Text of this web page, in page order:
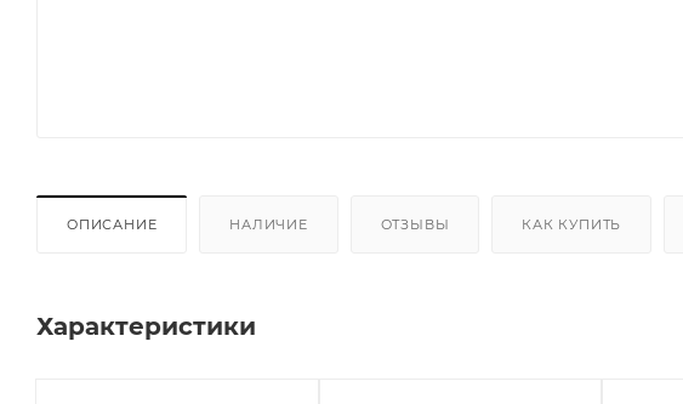
ОПИСАНИЕ НАЛИЧИЕ ОТЗЫВЫ КАК КУПИТЬ
Характеристики